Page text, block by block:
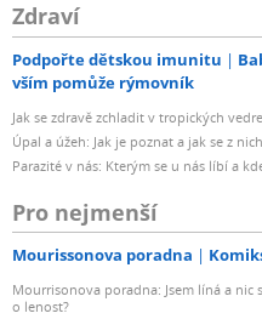
Zdraví
Podpořte dětskou imunitu
vším pomůže rýmovník
Jak se zdravě zchladit v tropických
Úpal a úžeh: Jak je poznat a jak se z
Parazité v nás: Kterým se u nás líbí a
Pro nejmenší
Mourissonova poradna
Mourrisonova poradna: Jsem líná a
o lenost?